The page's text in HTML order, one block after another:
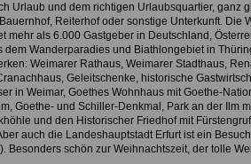
Urlaub und dem richtigen Urlaubsquartier, ganz
Reiterhof oder sonstige Unterkunft. Die
mehr als 6.000 Gastgeber in Deutschland,
dem Wanderparadies und Biathlongebiet in
Weimarer Rathaus, Weimarer Stadthaus,
Geleitschenke, historische
in Weimar, Goethes Wohnhaus mit Goethe-
Goethe- und Schiller-Denkmal, Park an der Ilm
und den Historischer Friedhof mit
auch die Landeshauptstadt Erfurt ist ein
Besonders schön zur Weihnachtszeit, der tolle